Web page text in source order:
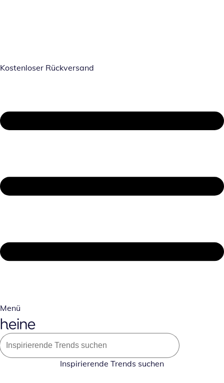
Kostenloser Rückversand
Menü
Inspirierende Trends suchen